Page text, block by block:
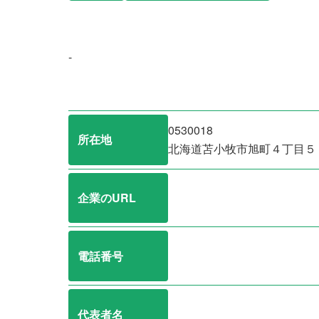
-
所在地
0530018
北海道苫小牧市旭町４丁目
企業のURL
電話番号
代表者名